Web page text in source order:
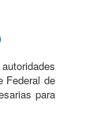
Federal de
para